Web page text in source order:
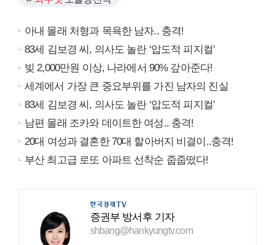
아내 몰래 처형과 목욕한 남자.. 충격!
83세 김보경 씨, 의사도 놀란 ‘압도적 피지컬’
빚 2,000만원 이상, 나라에서 90% 갚아준다!
세계에서 가장 큰 중요부위를 가진 남자의 진실
83세 김보경 씨, 의사도 놀란 ‘압도적 피지컬’
남편 몰래 조카와 데이트한 여성.. 충격!
20대 여성과 결혼한 70대 할아버지 비결이..충격!
부산 최고급 로또 아파트 선착순 줍줍떴다!
증권부 방서후 기자
shbang@hankyungtv.com